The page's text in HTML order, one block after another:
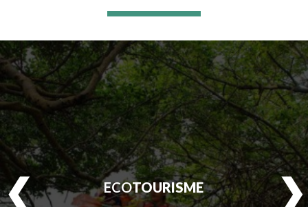
ECOTOURISME